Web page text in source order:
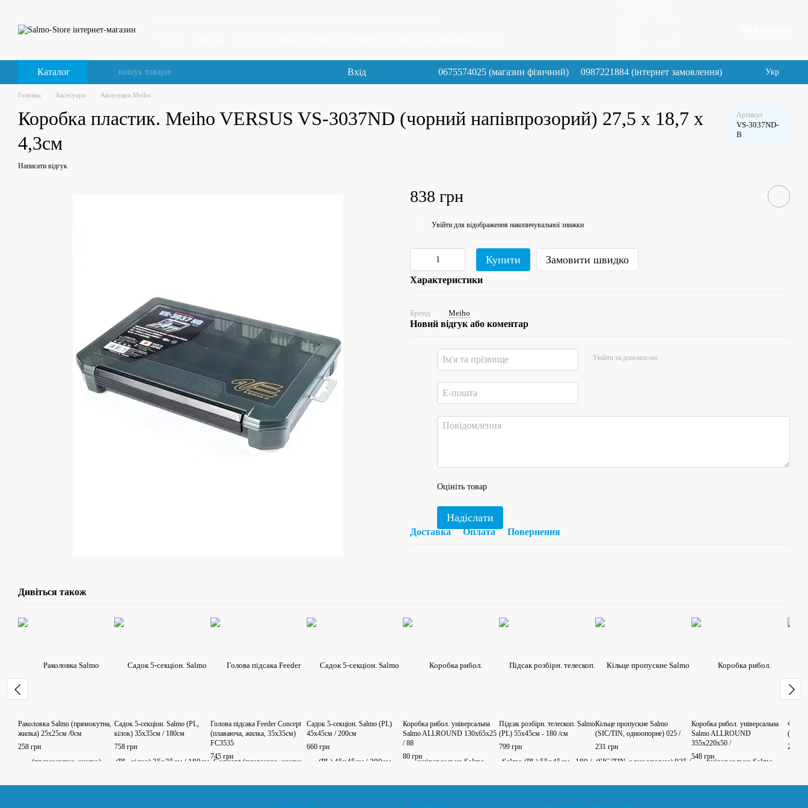
Каталог Вхід 0675574025 (магазин фізичний) 0987221884 (інтернет замовлення) Укр
Головна Аксесуари Аксесуари Meiho
Коробка пластик. Meiho VERSUS VS-3037ND (чорний напівпрозорий) 27,5 x 18,7 x
4,3см
Артикул
VS-3037ND-
B
Написати відгук
838 грн
Увійти для відображення накопичувальної знижки
Купити Замовити швидко
Характеристики
Бренд Meiho
Новий відгук або коментар
Увійти за допомогою
Оцініть товар
Надіслати
Доставка Оплата Повернення
Дивіться також
Раколовка Salmo (прямокутна,
жилка) 25х25см /0см
258 грн
Садок 5-секціон. Salmo (PL,
кілок) 35х35см / 180см
758 грн
Голова підсака Feeder Concept
(плаваюча, жилка, 35х35см)
FC3535
745 грн
Садок 5-секціон. Salmo (PL)
45х45см / 200см
660 грн
Коробка рибол. універсальна
Salmo ALLROUND 130х65х25
/ 88
80 грн
Підсак розбірн. телескоп. Salmo
(PL) 55х45см - 180 /см
799 грн
Кільце пропускне Salmo
(SIC/TIN, одноопорне) 025 /
231 грн
Коробка рибол. універсальна
Salmo ALLROUND
355х220х50 /
548 грн
231